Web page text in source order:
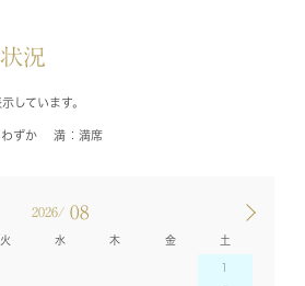
況
しています。
ずか 満席
2026/ 08
火 水 木 金 土
1